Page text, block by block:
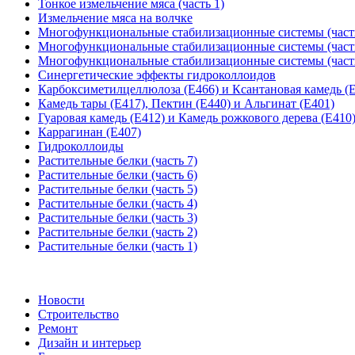
Тонкое измельчение мяса (часть 1)
Измельчение мяса на волчке
Многофункциональные стабилизационные системы
Многофункциональные стабилизационные системы
Многофункциональные стабилизационные системы
Синергетические эффекты гидроколлоидов
Карбоксиметилцеллюлоза (Е466) и Ксантановая камедь
Камедь тары (Е417), Пектин (Е440) и Альгинат (Е401)
Гуаровая камедь (Е412) и Камедь рожкового дерева (Е410)
Каррагинан (Е407)
Гидроколлоиды
Растительные белки (часть 7)
Растительные белки (часть 6)
Растительные белки (часть 5)
Растительные белки (часть 4)
Растительные белки (часть 3)
Растительные белки (часть 2)
Растительные белки (часть 1)
Новости
Строительство
Ремонт
Дизайн и интерьер